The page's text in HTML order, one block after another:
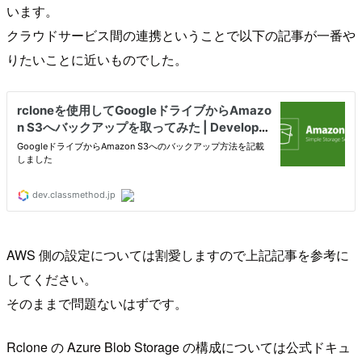
います。
クラウドサービス間の連携ということで以下の記事が一番や
りたいことに近いものでした。
AWS 側の設定については割愛しますので上記記事を参考に
してください。
そのままで問題ないはずです。
Rclone の Azure Blob Storage の構成については公式ドキュ